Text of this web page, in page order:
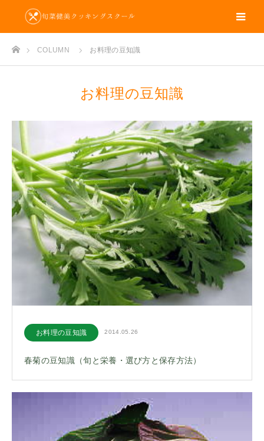
ホームCOLUMN お料理の豆知識
お料理の豆知識
お料理の豆知識 2014.05.26
春菊の豆知識（旬と栄養・選び方と保存方法）